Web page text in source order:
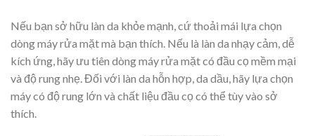
Nếu bạn sở hữu làn da khỏe mạnh, cứ thoải mái lựa chọn
dòng máy rửa mặt mà bạn thích. Nếu là làn da nhạy cảm, dễ
kích ứng, hãy ưu tiên dòng máy rửa mặt có đầu cọ mềm mại
và độ rung nhẹ. Đối với làn da hỗn hợp, da dầu, hãy lựa chọn
máy có độ rung lớn và chất liệu đầu cọ có thể tùy vào sở
thích.